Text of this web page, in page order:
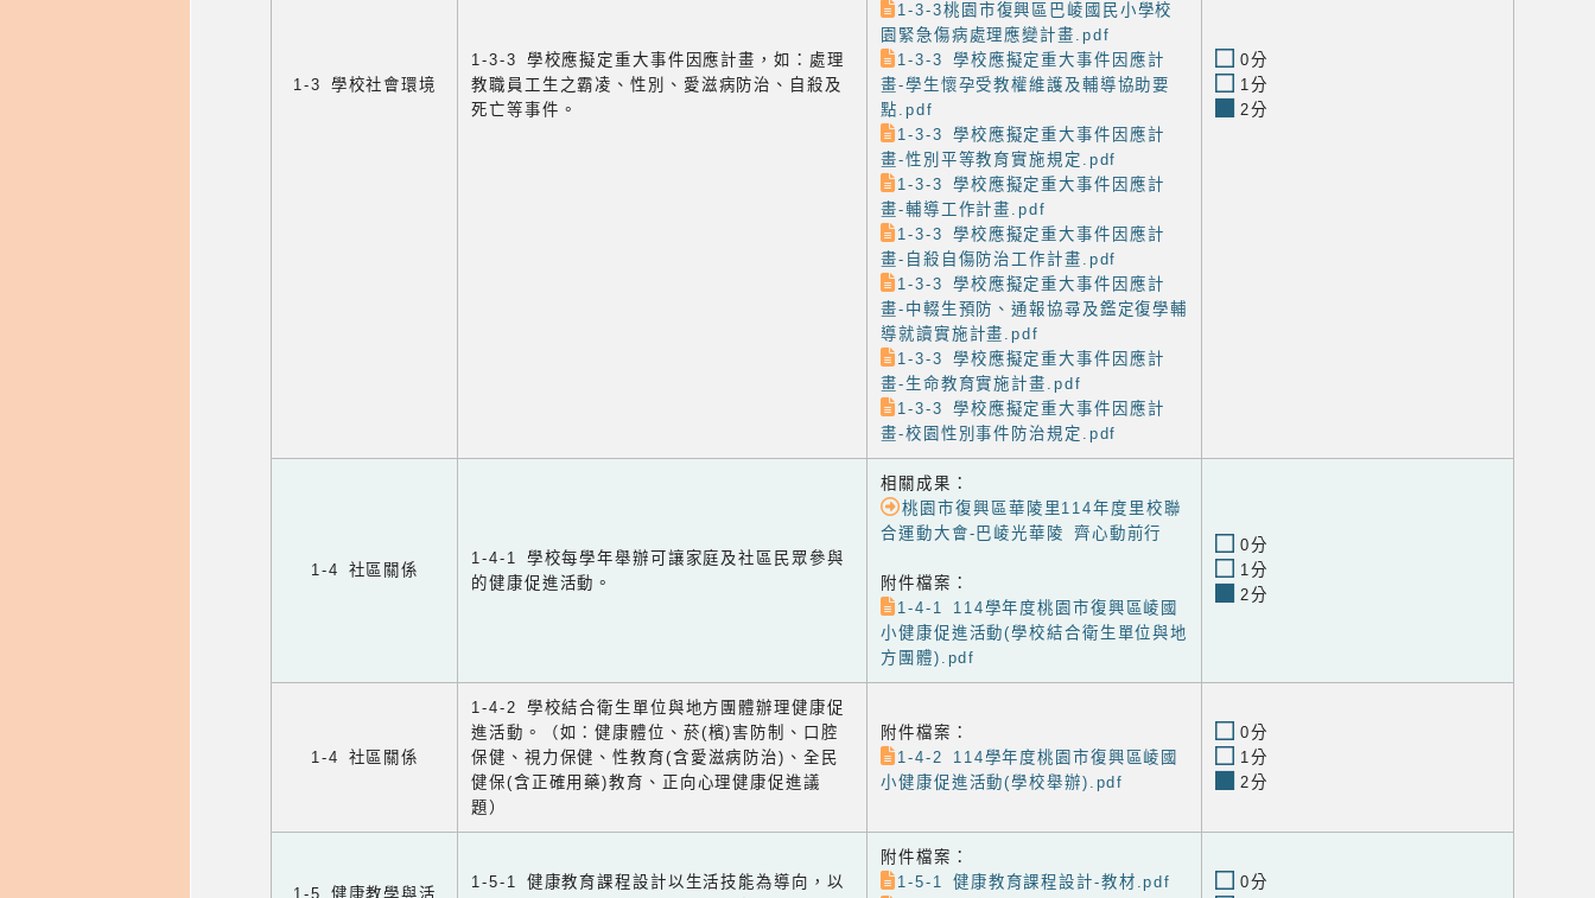
1-3 學校社會環境
1-3-3 學校應擬定重大事件因應計畫，如：處理
教職員工生之霸凌、性別、愛滋病防治、自殺及
死亡等事件。
1-3-3桃園市復興區巴崚國民小學校
園緊急傷病處理應變計畫.pdf
1-3-3 學校應擬定重大事件因應計
畫-學生懷孕受教權維護及輔導協助要
點.pdf
1-3-3 學校應擬定重大事件因應計
畫-性別平等教育實施規定.pdf
1-3-3 學校應擬定重大事件因應計
畫-輔導工作計畫.pdf
1-3-3 學校應擬定重大事件因應計
畫-自殺自傷防治工作計畫.pdf
1-3-3 學校應擬定重大事件因應計
畫-中輟生預防、通報協尋及鑑定復學輔
導就讀實施計畫.pdf
1-3-3 學校應擬定重大事件因應計
畫-生命教育實施計畫.pdf
1-3-3 學校應擬定重大事件因應計
畫-校園性別事件防治規定.pdf
0分
1分
2分
1-4 社區關係
1-4-1 學校每學年舉辦可讓家庭及社區民眾參與
的健康促進活動。
相關成果：
桃園市復興區華陵里114年度里校聯
合運動大會-巴崚光華陵 齊心動前行
附件檔案：
1-4-1 114學年度桃園市復興區崚國
小健康促進活動(學校結合衛生單位與地
方團體).pdf
0分
1分
2分
1-4 社區關係
1-4-2 學校結合衛生單位與地方團體辦理健康促
進活動。（如：健康體位、菸(檳)害防制、口腔
保健、視力保健、性教育(含愛滋病防治)、全民
健保(含正確用藥)教育、正向心理健康促進議
題）
附件檔案：
1-4-2 114學年度桃園市復興區崚國
小健康促進活動(學校舉辦).pdf
0分
1分
2分
1-5 健康教學與活
1-5-1 健康教育課程設計以生活技能為導向，以
附件檔案：
1-5-1 健康教育課程設計-教材.pdf
0分